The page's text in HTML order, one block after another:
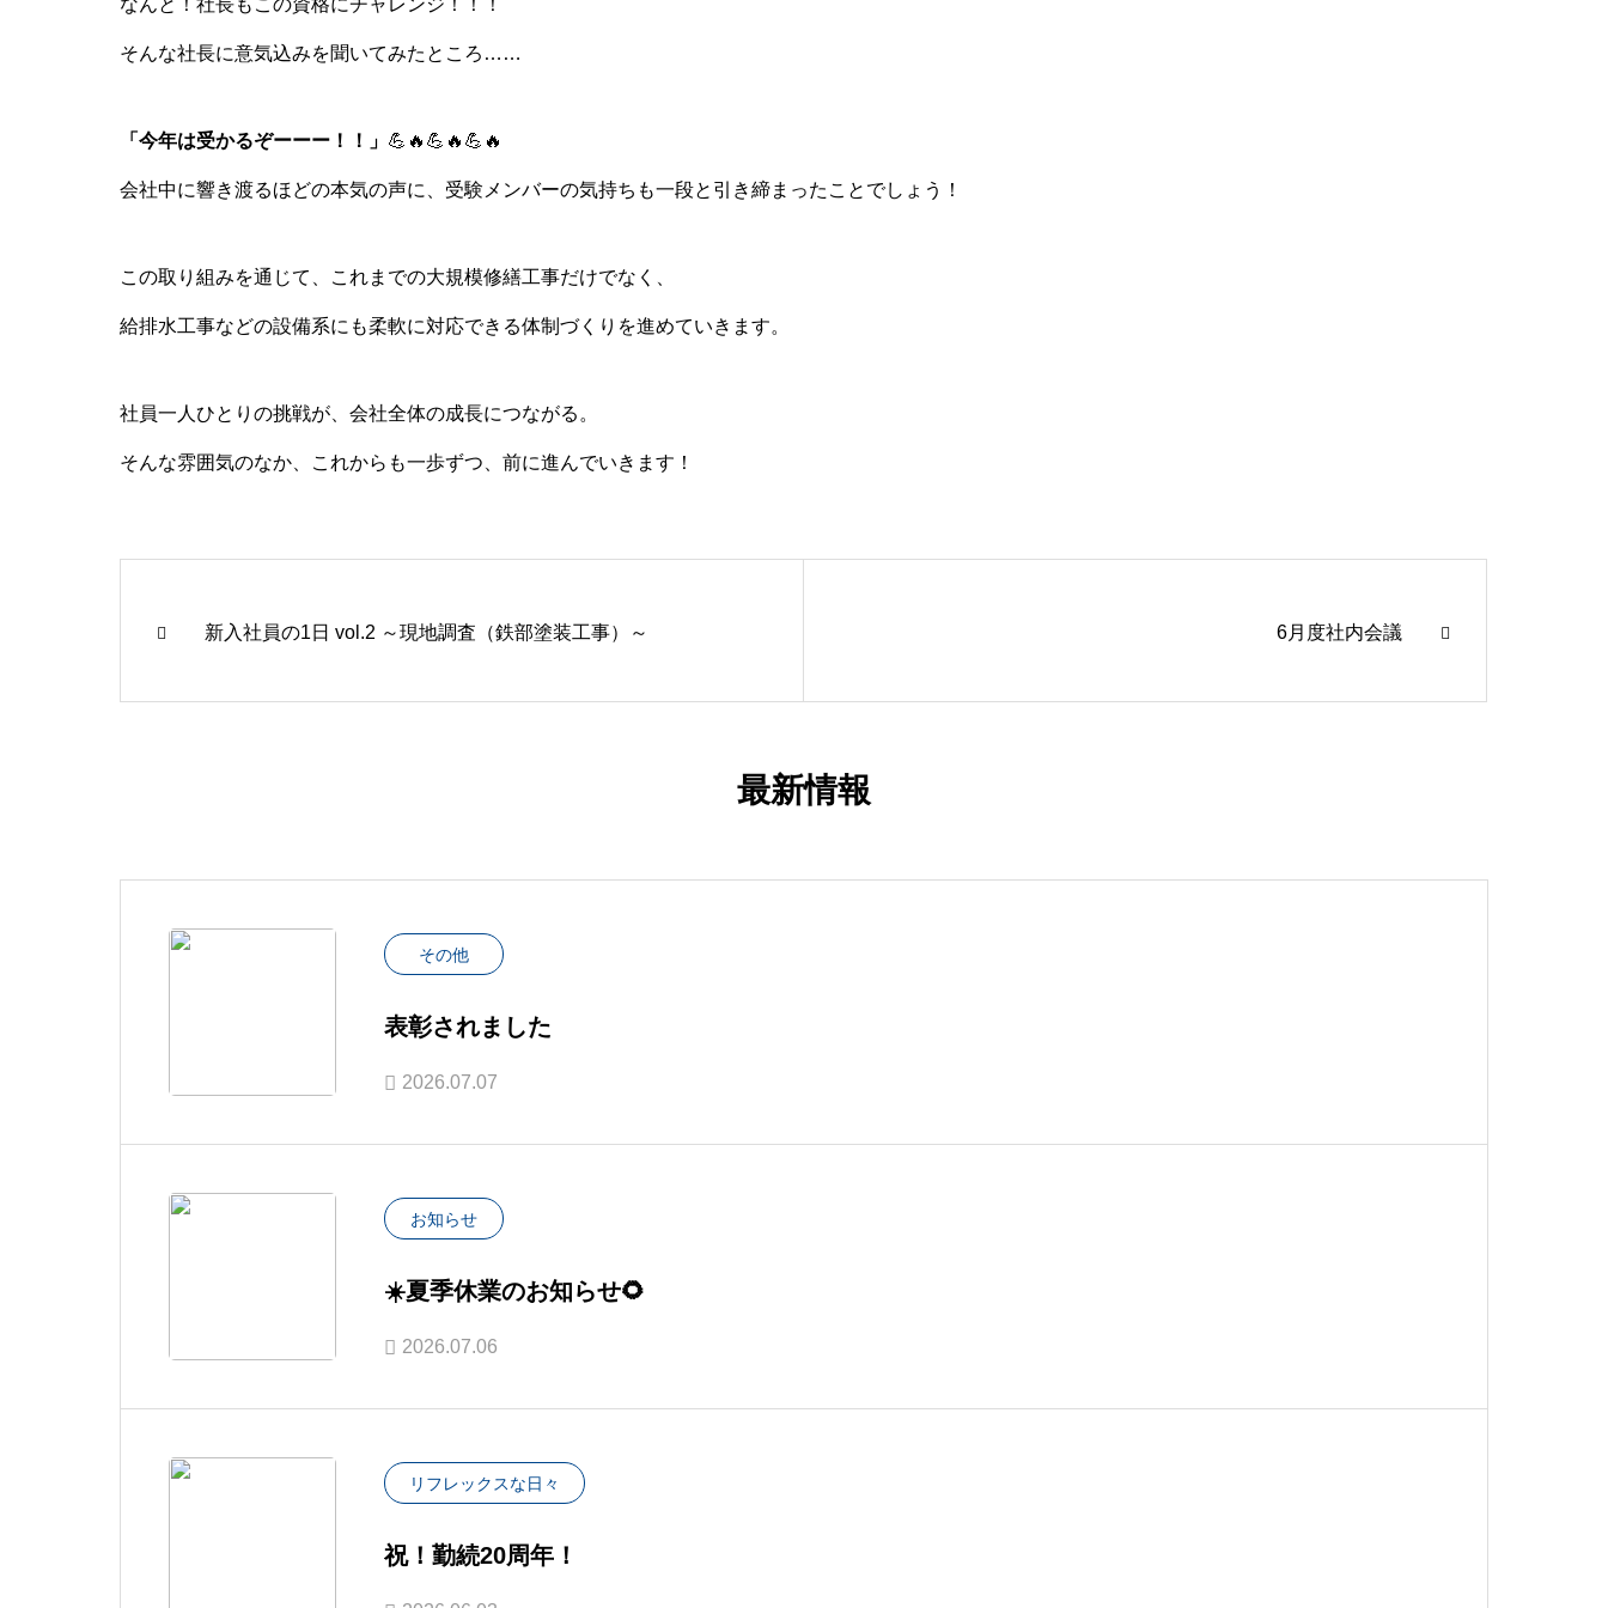
なんと！社長もこの資格にチャレンジ！！！
そんな社長に意気込みを聞いてみたところ……
「今年は受かるぞーーー！！」 💪🔥💪🔥💪🔥
会社中に響き渡るほどの本気の声に、受験メンバーの気持ちも一段と引き締まったことでしょう！
この取り組みを通じて、これまでの大規模修繕工事だけでなく、
給排水工事などの設備系にも柔軟に対応できる体制づくりを進めていきます。
社員一人ひとりの挑戦が、会社全体の成長につながる。
そんな雰囲気のなか、これからも一歩ずつ、前に進んでいきます！
新入社員の1日 vol.2 ～現地調査（鉄部塗装工事）～ 6月度社内会議
最新情報
その他
表彰されました
2026.07.07
お知らせ
☀️夏季休業のお知らせ🌻
2026.07.06
リフレックスな日々
祝！勤続20周年！